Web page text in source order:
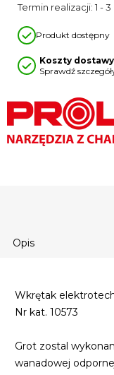
Opis
Wkrętak
Nr kat. 10573
Grot zostal
wanadowej
Termin realizacji: 1 - 3
Produkt dostępny
Koszty dostawy
Sprawdź